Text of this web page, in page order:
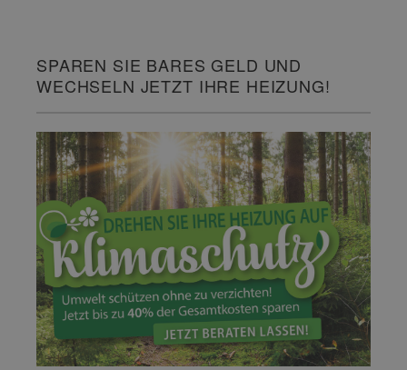
SPAREN SIE BARES GELD UND
WECHSELN JETZT IHRE HEIZUNG!